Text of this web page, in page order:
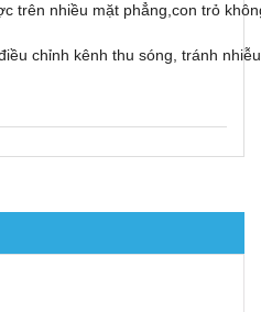
trên nhiều mặt phẳng,con trỏ
chỉnh kênh thu sóng, tránh